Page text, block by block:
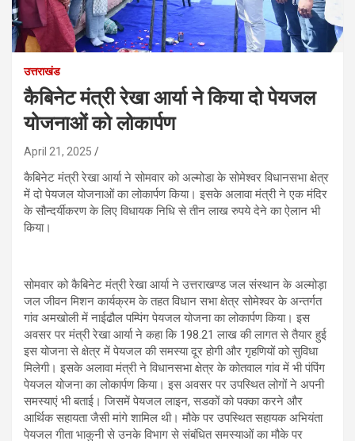
उत्तराखंड
कैबिनेट मंत्री रेखा आर्या ने किया दो पेयजल
योजनाओं को लोकार्पण
April 21, 2025
कैबिनेट मंत्री रेखा आर्या ने सोमवार को अल्मोडा के सोमेश्वर विधानसभा क्षेत्र
में दो पेयजल योजनाओं का लोकार्पण किया। इसके अलावा मंत्री ने एक मंदिर
के सौन्दर्यीकरण के लिए विधायक निधि से तीन लाख रुपये देने का ऐलान भी
किया।
सोमवार को कैबिनेट मंत्री रेखा आर्या ने उत्तराखण्ड जल संस्थान के अल्मोड़ा
जल जीवन मिशन कार्यक्रम के तहत विधान सभा क्षेत्र सोमेश्वर के अन्तर्गत
गांव अमखोली में नाईढौल पम्पिंग पेयजल योजना का लोकार्पण किया। इस
अवसर पर मंत्री रेखा आर्या ने कहा कि 198.21 लाख की लागत से तैयार हुई
इस योजना से क्षेत्र में पेयजल की समस्या दूर होगी और गृहणियों को सुविधा
मिलेगी। इसके अलावा मंत्री ने विधानसभा क्षेत्र के कोतवाल गांव में भी पंपिंग
पेयजल योजना का लोकार्पण किया। इस अवसर पर उपस्थित लोगों ने अपनी
समस्याएं भी बताई। जिसमें पेयजल लाइन, सडकों को पक्का करने और
आर्थिक सहायता जैसी मांगे शामिल थी। मौके पर उपस्थित सहायक अभियंता
पेयजल गीता भाकुनी से उनके विभाग से संबंधित समस्याओं का मौके पर